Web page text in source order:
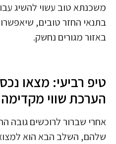
משכנתא טוב עשוי להשיג
בתנאי החזר טובים, שיאפשרו
באזור מגורים נחשק.
טיפ רביעי: מצאו
הערכת שווי מקדימה
אחרי שברור לרוכשים גובה
שלהם, השלב הבא הוא למצוא